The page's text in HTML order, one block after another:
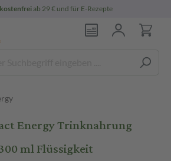
ab 29 € und für E-Rezepte
Energy Trinknahrung
ml Flüssigkeit